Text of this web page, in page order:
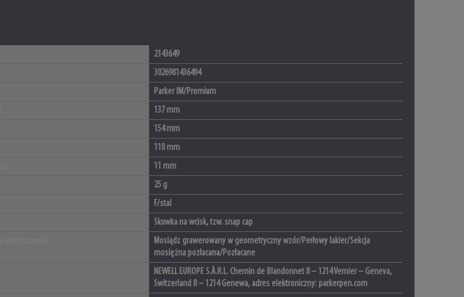
2143649
3026981436494
Parker IM/Premium
137 mm
154 mm
118 mm
11 mm
25 g
F/stal
Skuwka na wcisk, tzw. snap cap
Mosiądz grawerowany w geometryczny wzór/Perłowy lakier/Sekcja
mosiężna pozłacana/Pozłacane
NEWELL EUROPE S.À.R.L. Chemin de Blandonnet 8 – 1214 Vernier – Geneva,
Switzerland 8 – 1214 Genewa, adres elektroniczny: parkerpen.com